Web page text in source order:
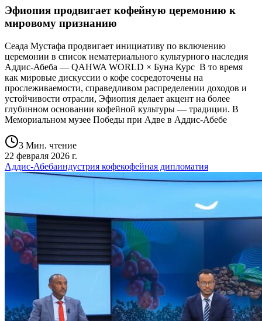
Эфиопия продвигает кофейную церемонию к
мировому признанию
Сеада Мустафа продвигает инициативу по включению
церемонии в список нематериального культурного наследия
Аддис-Абеба — QAHWA WORLD × Буна Курс В то время
как мировые дискуссии о кофе сосредоточены на
прослеживаемости, справедливом распределении доходов и
устойчивости отрасли, Эфиопия делает акцент на более
глубинном основании кофейной культуры — традиции. В
Мемориальном музее Победы при Адве в Аддис-Абебе
3 Мин. чтение
22 февраля 2026 г.
Аддис-Абебаиндустрия кофекофейная дипломатия